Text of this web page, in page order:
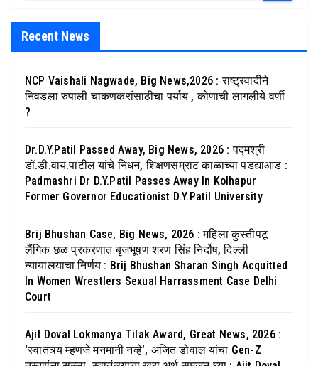
Recent News
NCP Vaishali Nagwade, Big News,2026 : राष्ट्रवादीने
निवडला रुपाली चाकणकरांसाठीचा पर्याय , कोणाची लागलीये वर्णी
?
Dr.D.Y.Patil Passed Away, Big News, 2026 : पद्मश्री
डॉ.डी.वाय.पाटील यांचे निधन, शिक्षणसम्राट काळाच्या पडद्याआड :
Padmashri Dr D.Y.Patil Passes Away In Kolhapur
Former Governor Educationist D.Y.Patil University
Brij Bhushan Case, Big News, 2026 : महिला कुस्तीपटू
लैंगिक छळ प्रकरणात बृजभूषण शरण सिंह निर्दोष, दिल्ली
न्यायालयाचा निर्णय : Brij Bhushan Sharan Singh Acquitted
In Women Wrestlers Sexual Harrassment Case Delhi
Court
Ajit Doval Lokmanya Tilak Award, Great News, 2026 :
‘स्वातंत्र्य म्हणजे मनमानी नव्हे’, अजित डोवाल यांचा Gen-Z